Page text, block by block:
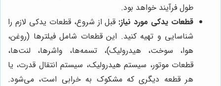
طول فرآیند خواهد بود.
قطعات یدکی مورد نیاز: قبل از شروع، قطعات یدکی لازم را
شناسایی و تهیه کنید. این قطعات شامل فیلترها (روغن،
هوا، سوخت، هیدرولیک)، تسمه‌ها، واشرها، لنت‌ها،
قطعات موتور، سیستم هیدرولیک، سیستم انتقال قدرت، یا
هر قطعه دیگری که مشکوک به خرابی است، می‌شود.